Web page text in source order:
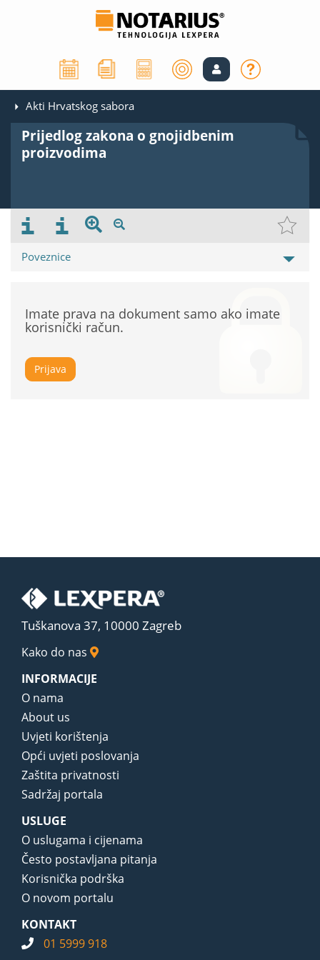
Akti Hrvatskog sabora
Prijedlog zakona o gnojidbenim
proizvodima
Poveznice
Imate prava na dokument samo ako imate
korisnički račun.
Prijava
Tuškanova 37, 10000 Zagreb
Kako do nas
INFORMACIJE
O nama
About us
Uvjeti korištenja
Opći uvjeti poslovanja
Zaštita privatnosti
Sadržaj portala
USLUGE
O uslugama i cijenama
Često postavljana pitanja
Korisnička podrška
O novom portalu
KONTAKT
01 5999 918